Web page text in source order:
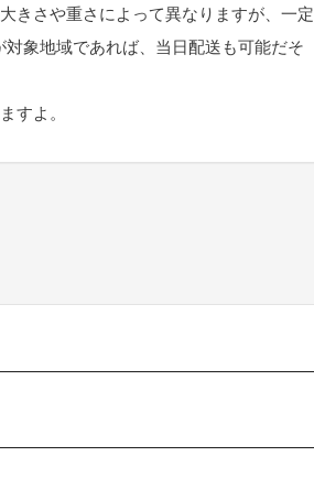
きさや重さによって異なりますが、一定
象地域であれば、当日配送も可能だそ
すよ。